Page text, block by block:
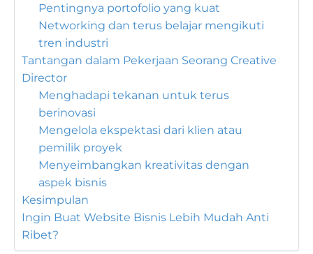
Pentingnya portofolio yang kuat
Networking dan terus belajar mengikuti
tren industri
Tantangan dalam Pekerjaan Seorang Creative
Director
Menghadapi tekanan untuk terus
berinovasi
Mengelola ekspektasi dari klien atau
pemilik proyek
Menyeimbangkan kreativitas dengan
aspek bisnis
Kesimpulan
Ingin Buat Website Bisnis Lebih Mudah Anti
Ribet?